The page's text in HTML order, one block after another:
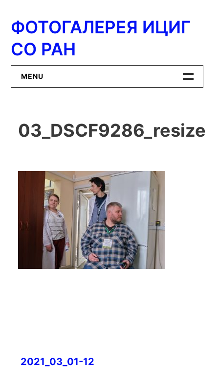
содержимому
ФОТОГАЛЕРЕЯ ИЦИГ
СО РАН
MENU
ИЦиГ СО РАН
03_DSCF9286_resize
Навигация
2021_03_01-12